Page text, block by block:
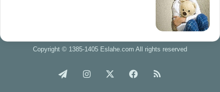
Copyright © 1385-1405 Eslahe.com All rights reserved
خوراک فیس اینستاگرام